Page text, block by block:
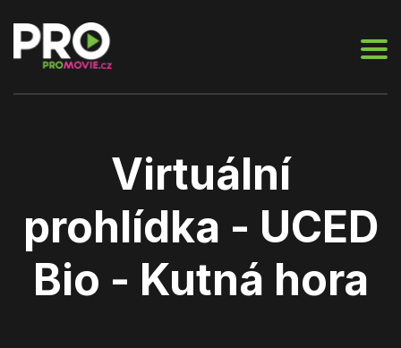
Virtuální
prohlídka - UCED
Bio - Kutná hora